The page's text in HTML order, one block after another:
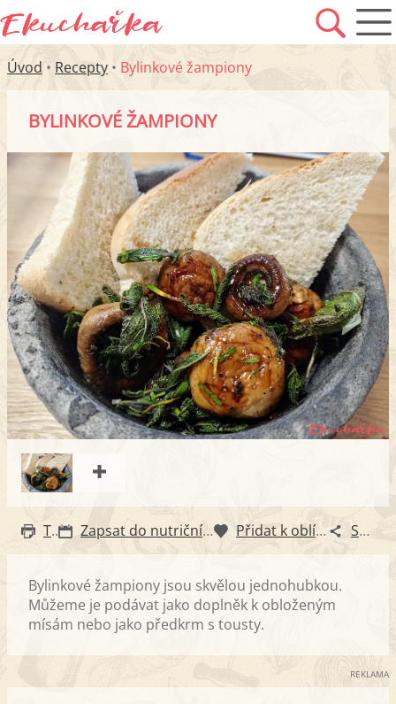
Úvod • Recepty • Bylinkové žampiony
BYLINKOVÉ ŽAMPIONY
Tisk Zapsat do nutričního diáře Přidat k oblíbeným Sdílet
Bylinkové žampiony jsou skvělou jednohubkou.
Můžeme je podávat jako doplněk k obloženým
mísám nebo jako předkrm s tousty.
REKLAMA